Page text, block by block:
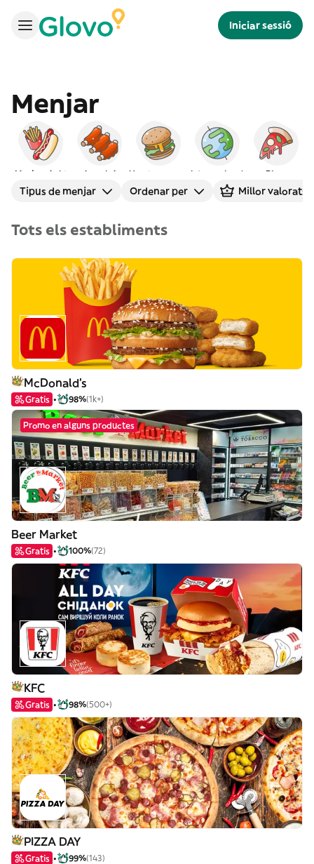
Iniciar sessió
Menjar
Menjar ràpid Americà Internacional Pizza
Tipus de menjar Ordenar per Millor valorats
Tots els establiments
McDonald's
Gratis 98%(1k+)
Promo en alguns productes
Beer Market
Gratis 100%(72)
KFC
Gratis 98%(500+)
PIZZA DAY
Gratis 99%(143)